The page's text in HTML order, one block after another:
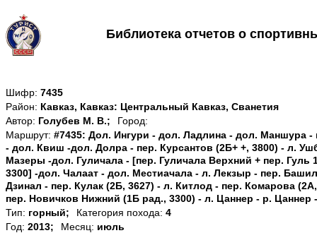
Библиотека отчетов о
Шифр: 7435
Район: Кавказ, Кавказ: Центральный Кавказ, Сванетия
Автор: Голубев М. В.;
Город:
Маршрут: #7435: Дол. Ингури - дол. Ладлина - дол. Маншура -
- дол. Квиш -дол. Долра - пер. Курсантов (2Б+ +, 3800) - л.
Мазеры -дол. Гуличала - [пер. Гуличала Верхний + пер. Гуль
3300] -дол. Чалаат - дол. Местиачала - л. Лекзыр - пер.
Дзинал - пер. Кулак (2Б, 3627) - л. Китлод - пер. Комарова
пер. Новичков Нижний (1Б рад., 3300) - л. Цаннер - р.
Тип: горный; Категория похода: 4
Год: 2013; Месяц: июль